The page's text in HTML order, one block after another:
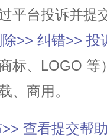
平台投诉并提
>> 纠错>> 投
标、LOGO
、商用。
查看提交帮